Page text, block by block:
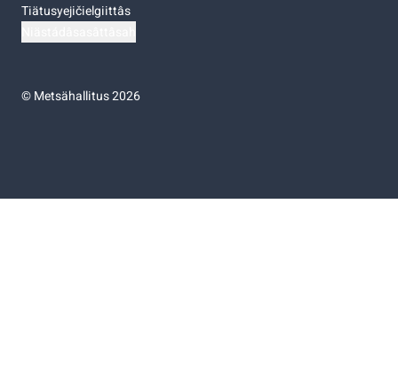
Tiätusyejičielgiittâs
©Metsähallitus 2026